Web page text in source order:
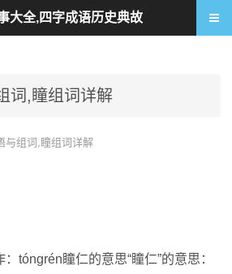
词,瞳组词详解
与组词,瞳组词详解
：tóngrén瞳仁的意思“瞳仁”的意思：
大全,四字成语历史典故